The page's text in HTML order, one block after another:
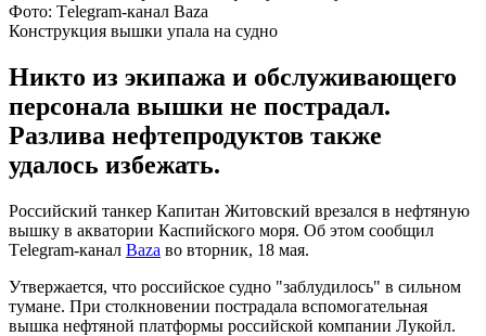
Фото: Тelegram-канал Baza
Конструкция вышки упала на судно
Никто из экипажа и обслуживающего
персонала вышки не пострадал.
Разлива нефтепродуктов также
удалось избежать.
Российский танкер Капитан Житовский врезался в нефтяную
вышку в акватории Каспийского моря. Об этом сообщил
Тelegram-канал Baza во вторник, 18 мая.
Утвержается, что российское судно "заблудилось" в сильном
тумане. При столкновении пострадала вспомогательная
вышка нефтяной платформы российской компании Лукойл.